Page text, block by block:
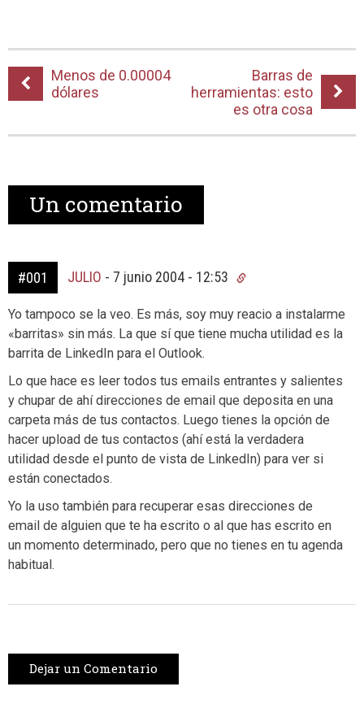
Menos de 0.00004
dólares
Barras de
herramientas: esto
es otra cosa
Un comentario
#001 JULIO - 7 junio 2004 - 12:53
Yo tampoco se la veo. Es más, soy muy reacio a instalarme
«barritas» sin más. La que sí que tiene mucha utilidad es la
barrita de LinkedIn para el Outlook.
Lo que hace es leer todos tus emails entrantes y salientes
y chupar de ahí direcciones de email que deposita en una
carpeta más de tus contactos. Luego tienes la opción de
hacer upload de tus contactos (ahí está la verdadera
utilidad desde el punto de vista de LinkedIn) para ver si
están conectados.
Yo la uso también para recuperar esas direcciones de
email de alguien que te ha escrito o al que has escrito en
un momento determinado, pero que no tienes en tu agenda
habitual.
Dejar un Comentario